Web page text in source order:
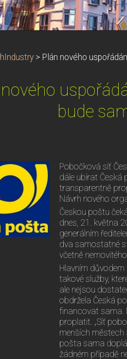
> Plán nového
bude
Pobočková síť
dále ubírat Česká
transparentně
Návrh nového
Českou poštu
dnes, 21. května
generálním
dva samostatné
včetně
Hlavním
takové služby,
ale nejsou
obdržela Česká
financovat sama.
proplatit. „Síť
menších městech
pošta sama
žádném případě